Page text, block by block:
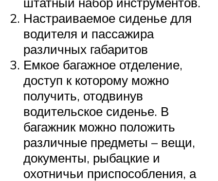
Настраиваемое сиденье для
водителя и пассажира
различных габаритов
Емкое багажное отделение,
доступ к которому можно
получить, отодвинув
водительское сиденье. В
багажник можно положить
различные предметы – вещи,
документы, рыбацкие и
охотничьи приспособления, а